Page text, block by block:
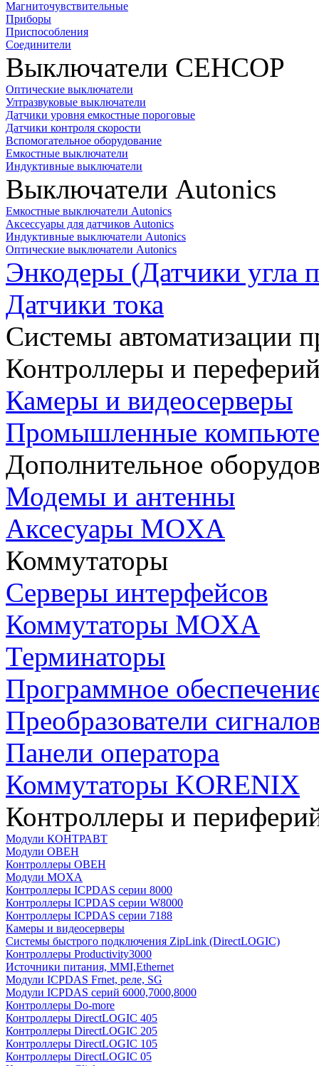
Магниточувствительные
Приборы
Приспособления
Соединители
Выключатели СЕНСОР
Оптические выключатели
Ултразвуковые выключатели
Датчики уровня емкостные пороговые
Датчики контроля скорости
Вспомогательное оборудование
Емкостные выключатели
Индуктивные выключатели
Выключатели Autonics
Емкостные выключатели Autonics
Аксессуары для датчиков Autonics
Индуктивные выключатели Autonics
Оптические выключатели Autonics
Энкодеры (Датчики угла
Датчики тока
Системы автоматизации
Контроллеры и
Камеры и видеосерверы
Промышленные
Дополнительное
Модемы и антенны
Аксесуары MOXA
Коммутаторы
Серверы интерфейсов
Коммутаторы MOXA
Терминаторы
Программное
Преобразователи
Панели оператора
Коммутаторы KORENIX
Контроллеры и
Модули КОНТРАВТ
Модули ОВЕН
Контроллеры ОВЕН
Модули MOXA
Контроллеры ICPDAS серии 8000
Контроллеры ICPDAS серии W8000
Контроллеры ICPDAS серии 7188
Камеры и видеосерверы
Системы быстрого подключения ZipLink (DirectLOGIC)
Контроллеры Productivity3000
Источники питания, MMI,Ethernet
Модули ICPDAS Frnet, реле, SG
Модули ICPDAS серий 6000,7000,8000
Контроллеры Do-more
Контроллеры DirectLOGIC 405
Контроллеры DirectLOGIC 205
Контроллеры DirectLOGIC 105
Контроллеры DirectLOGIC 05